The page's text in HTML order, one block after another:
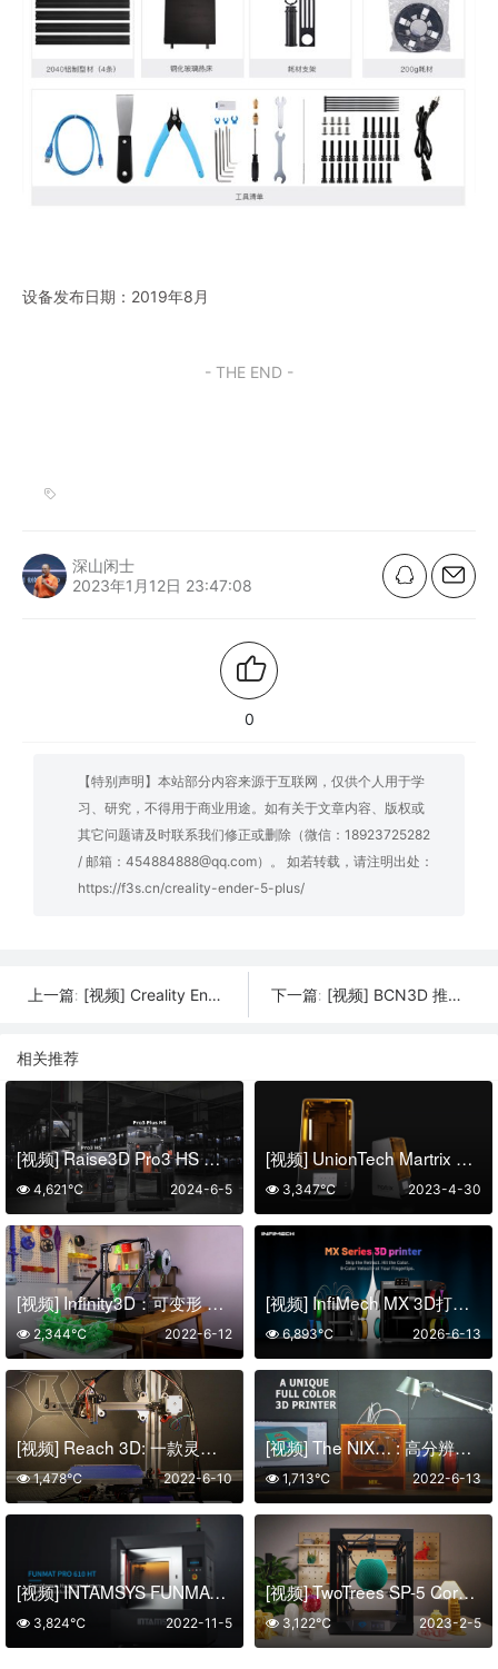
设备发布日期：2019年8月
- THE END -
深山闲士
2023年1月12日 23:47:08
0
【特别声明】本站部分内容来源于互联网，仅供个人用于学
习、研究，不得用于商业用途。如有关于文章内容、版权或
其它问题请及时联系我们修正或删除（微信：18923725282
/ 邮箱：454884888@qq.com）。 如若转载，请注明出处：
https://f3s.cn/creality-ender-5-plus/
上一篇: [视频] Creality Ender-6 整体式DIY机身准工业级3D打印机 下一篇: [视频] BCN3D 推出新一代 Epsilon 系列：优化性能卓越
相关推荐
[视频] Raise3D Pro3 HS 系列：岂止于快-实现高性能工程塑料连续生产
2024-6-5
4,621℃
[视频] UnionTech Martrix 520 高精度 AHEC 面曝光技术光固化3D打印机
2023-4-30
3,347℃
[视频] Infinity3D：可变形 带式3D打印机 快速切换45度和90度连续打印
2022-6-12
2,344℃
[视频] InfiMech MX 3D打印机：8个工具头 效率提升8倍 浪费减少8倍
2026-6-13
6,893℃
[视频] Reach 3D: 一款灵活的悬臂 3D打印机
2022-6-10
1,478℃
[视频] The NIX… : 高分辨率全彩 3D打印机
2022-6-13
1,713℃
[视频] INTAMSYS FUNMAT PRO 610HT 大尺寸高性能材料工业级3D打印机
2022-11-5
3,824℃
[视频] TwoTrees SP-5 CoreXY 3D打印机
2023-2-5
3,122℃